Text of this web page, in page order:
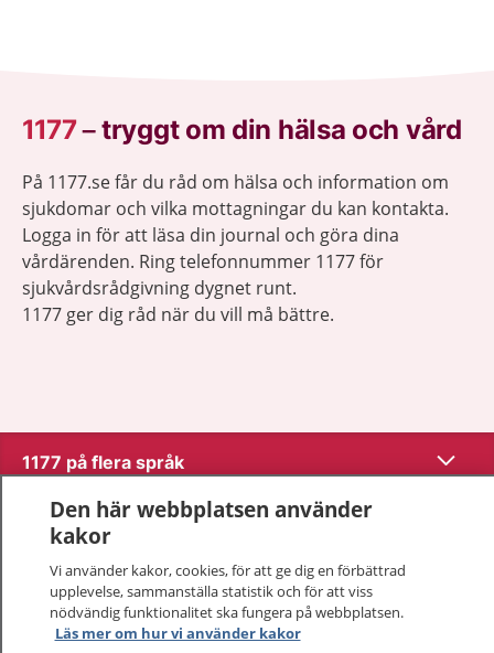
1177–tryggt om din hälsa och vård
På 1177.se får du råd om hälsa och information om
sjukdomar och vilka mottagningar du kan kontakta.
Logga in för att läsa din journal och göra dina
vårdärenden. Ring telefonnummer 1177 för
sjukvårdsrådgivning dygnet runt.
1177 ger dig råd när du vill må bättre.
1177 på flera språk Visa
Om 1177
Kontakt
Den här webbplatsen använder
kakor
Vi använder kakor, cookies, för att ge dig en förbättrad
upplevelse, sammanställa statistik och för att viss
nödvändig funktionalitet ska fungera på webbplatsen.
Läs mer om hur vi använder kakor